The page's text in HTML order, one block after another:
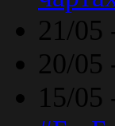
21/05
20/05
15/05